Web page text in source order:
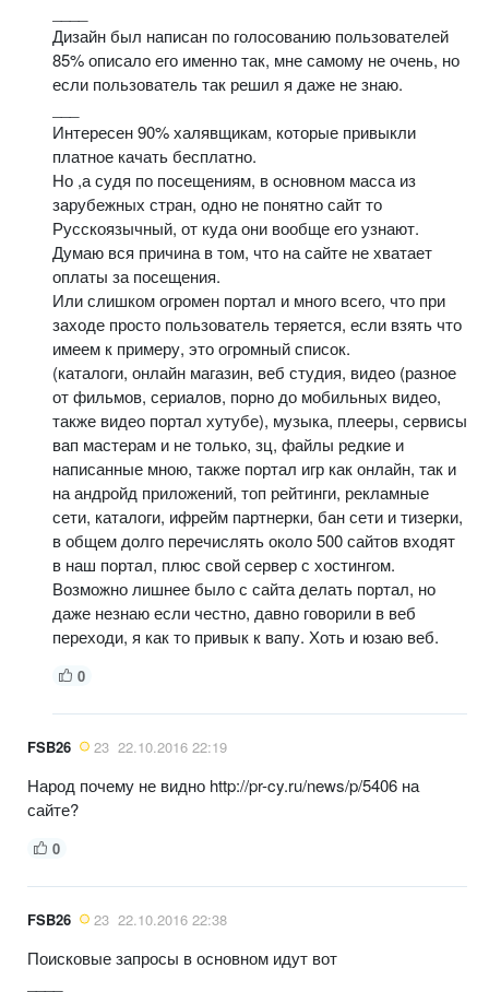
Дизайн был написан по голосованию пользователей
85% описало его именно так, мне самому не очень, но
если пользователь так решил я даже не знаю.
Интересен 90% халявщикам, которые привыкли
платное качать бесплатно.
Но ,а судя по посещениям, в основном масса из
зарубежных стран, одно не понятно сайт то
Русскоязычный, от куда они вообще его узнают.
Думаю вся причина в том, что на сайте не хватает
оплаты за посещения.
Или слишком огромен портал и много всего, что при
заходе просто пользователь теряется, если взять что
имеем к примеру, это огромный список.
(каталоги, онлайн магазин, веб студия, видео (разное
от фильмов, сериалов, порно до мобильных видео,
также видео портал хутубе), музыка, плееры, сервисы
вап мастерам и не только, зц, файлы редкие и
написанные мною, также портал игр как онлайн, так и
на андройд приложений, топ рейтинги, рекламные
сети, каталоги, ифрейм партнерки, бан сети и тизерки,
в общем долго перечислять около 500 сайтов входят
в наш портал, плюс свой сервер с хостингом.
Возможно лишнее было с сайта делать портал, но
даже незнаю если честно, давно говорили в веб
переходи, я как то привык к вапу. Хоть и юзаю веб.
0
FSB26 23 22.10.2016 22:19
Народ почему не видно http://pr-cy.ru/news/p/5406 на
сайте?
0
FSB26 23 22.10.2016 22:38
Поисковые запросы в основном идут вот